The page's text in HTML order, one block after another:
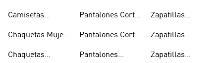
Camisetas
Chaquetas Mujer
Chaquetas
Pantalones Cortos
Pantalones Cortos
Pantalones
Zapatillas
Zapatillas
Zapatillas